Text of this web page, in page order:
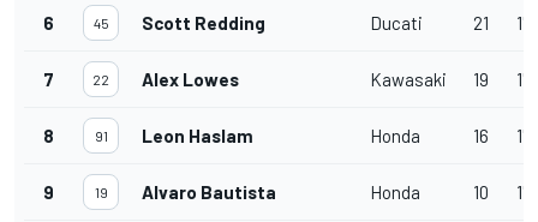
6 45 Scott Redding Ducati 21
7 22 Alex Lowes Kawasaki 19
8 91 Leon Haslam Honda 16
9 19 Alvaro Bautista Honda 10